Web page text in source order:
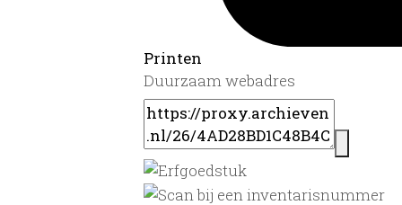
Printen
Duurzaam webadres